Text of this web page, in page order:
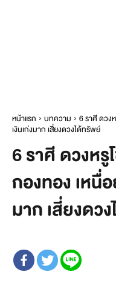
หน้าแรก บทความ
6 ราศี ดวง
เงินเก่งมาก เสี่ยงดวงได้ทรัพย์
6 ราศี ดวงห
กองทอง เหนื่
มาก เสี่ยงดว